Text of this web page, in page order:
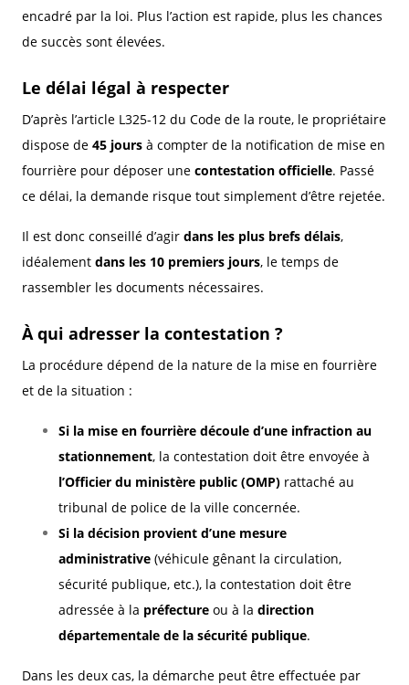
encadré par la loi. Plus l’action est rapide, plus les chances
de succès sont élevées.
Le délai légal à respecter
D’après l’article L325-12 du Code de la route, le propriétaire
dispose de 45 jours à compter de la notification de mise en
fourrière pour déposer une contestation officielle. Passé
ce délai, la demande risque tout simplement d’être rejetée.
Il est donc conseillé d’agir dans les plus brefs délais,
idéalement dans les 10 premiers jours, le temps de
rassembler les documents nécessaires.
À qui adresser la contestation ?
La procédure dépend de la nature de la mise en fourrière
et de la situation :
Si la mise en fourrière découle d’une infraction au
stationnement, la contestation doit être envoyée à
l’Officier du ministère public (OMP) rattaché au
tribunal de police de la ville concernée.
Si la décision provient d’une mesure
administrative (véhicule gênant la circulation,
sécurité publique, etc.), la contestation doit être
adressée à la préfecture ou à la direction
départementale de la sécurité publique.
Dans les deux cas, la démarche peut être effectuée par